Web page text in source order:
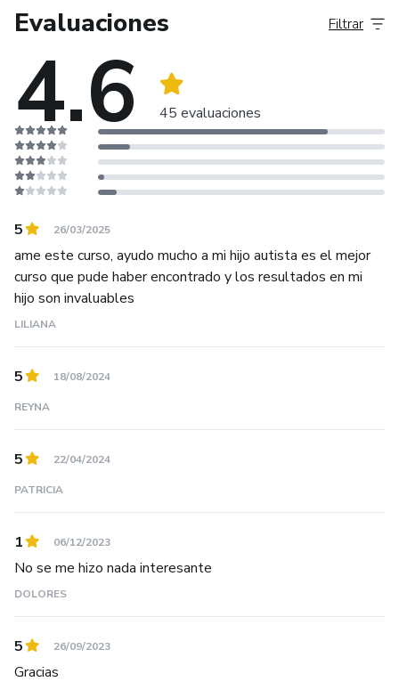
Evaluaciones
4.6 45 evaluaciones
Filtrar
5 26/03/2025
ame este curso, ayudo mucho a mi hijo autista es el mejor
curso que pude haber encontrado y los resultados en mi
hijo son invaluables
LILIANA
5 18/08/2024
REYNA
5 22/04/2024
PATRICIA
1 06/12/2023
No se me hizo nada interesante
DOLORES
5 26/09/2023
Gracias